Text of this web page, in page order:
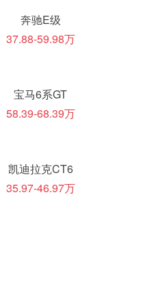
奔驰E级
37.88-59.98万
宝马6系GT
58.39-68.39万
凯迪拉克CT6
35.97-46.97万